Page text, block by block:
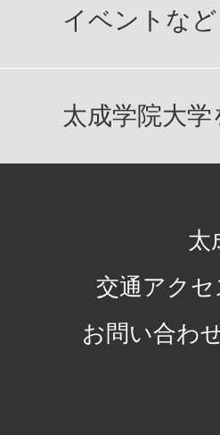
イベントなど
太成学院大学
太
交通アク
お問い合わ